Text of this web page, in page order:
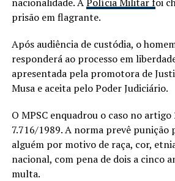
prisão em flagrante.
Após audiência de custódia, o
responderá ao processo em
apresentada pela promotora de
Musa e aceita pelo Poder Judiciário.
O MPSC enquadrou o caso no artigo
7.716/1989. A norma prevê punição
alguém por motivo de raça, cor,
nacional, com pena de dois a cinco
multa.